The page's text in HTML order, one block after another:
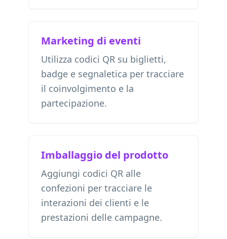
Marketing di eventi
Utilizza codici QR su biglietti,
badge e segnaletica per tracciare
il coinvolgimento e la
partecipazione.
Imballaggio del prodotto
Aggiungi codici QR alle
confezioni per tracciare le
interazioni dei clienti e le
prestazioni delle campagne.